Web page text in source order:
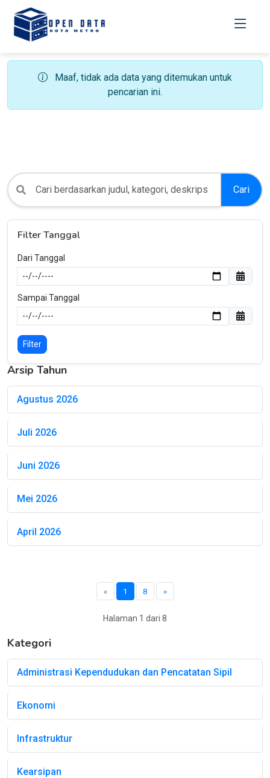
Maaf, tidak ada data yang ditemukan untuk
pencarian ini.
Cari
Filter Tanggal
Dari Tanggal
Sampai Tanggal
Filter
Arsip Tahun
Agustus 2026
Juli 2026
Juni 2026
Mei 2026
April 2026
« 1 8 »
Halaman 1 dari 8
Kategori
Administrasi Kependudukan dan Pencatatan Sipil
Ekonomi
Infrastruktur
Kearsipan